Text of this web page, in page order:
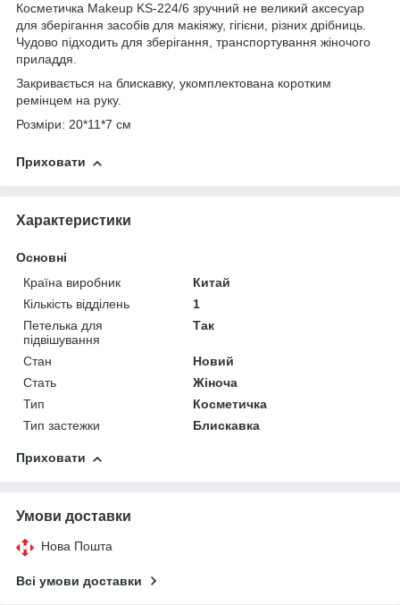
Косметичка Makeup KS-224/6 зручний не великий аксесуар
для зберігання засобів для макіяжу, гігієни, різних дрібниць.
Чудово підходить для зберігання, транспортування жіночого
приладдя.
Закривається на блискавку, укомплектована коротким
ремінцем на руку.
Розміри: 20*11*7 см
Приховати
Характеристики
Основні
Країна виробник
Китай
Кількість відділень
1
Петелька для
підвішування
Так
Стан
Новий
Стать
Жіноча
Тип
Косметичка
Тип застежки
Блискавка
Приховати
Умови доставки
Нова Пошта
Всі умови доставки